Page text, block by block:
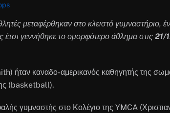
μεταφέρθηκαν στο κλειστό γυμναστήριο,
γεννήθηκε το ομορφότερο άθλημα στις 21/
ήταν καναδο-αμερικανός καθηγητής της
(basketball).
γυμναστής στο Κολέγιο της YMCA